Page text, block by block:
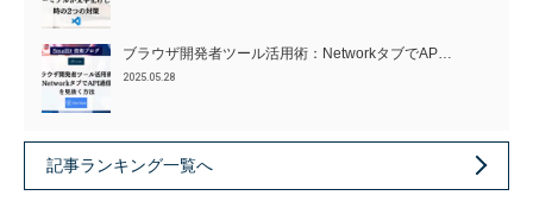
ブラウザ開発者ツール活用術：NetworkタブでAP…
2025.05.28
記事ランキング一覧へ